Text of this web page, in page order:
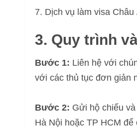
Dịch vụ làm visa
3. Quy trình
Bước 1: Liên hệ với
với các thủ tục đơn giản
Bước 2: Gửi hộ chiếu
Hà Nội hoặc TP HCM